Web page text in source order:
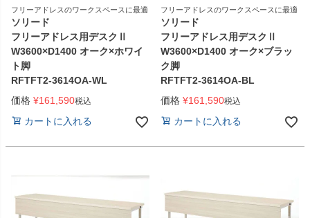
フリーアドレスのワークスペースに最適
ソリード
フリーアドレス用デスクⅡ
W3600×D1400 オーク×ホワイ
ト脚
RFTFT2-3614OA-WL
価格 ¥161,590税込
カートに入れる
フリーアドレスのワークスペースに最適
ソリード
フリーアドレス用デスクⅡ
W3600×D1400 オーク×ブラッ
ク脚
RFTFT2-3614OA-BL
価格 ¥161,590税込
カートに入れる